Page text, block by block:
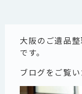
大阪のご遺品
です。
ブログをご覧